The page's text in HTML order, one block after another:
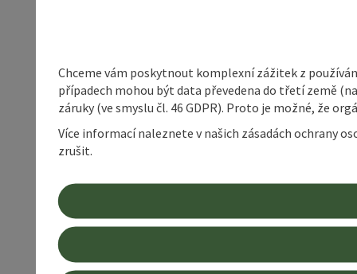
Chceme vám poskytnout komplexní zážitek z
případech mohou být data převedena do třetí země
záruky (ve smyslu čl. 46 GDPR). Proto je možné, že
Více informací naleznete v našich zásadách ochrany
zrušit.